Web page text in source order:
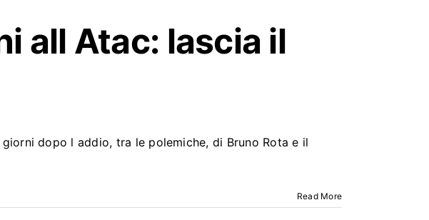
all Atac: lascia il
dopo l addio, tra le polemiche, di Bruno Rota e il
Read More